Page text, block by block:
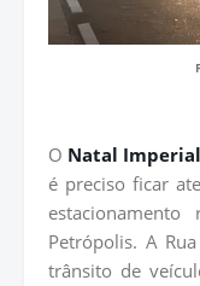
O Natal Imperial
é preciso ficar
Petrópolis. A
trânsito de